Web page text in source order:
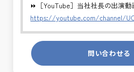
担当します。
・全体スケジュール・事業費・
・発注方式や契約戦略の検討・
・CM・設計・施工フェーズの統合
・関係機関・住民・行政との合意
⏩［YouTube］当社社長の出演動
https://youtube.com/channel/
発注者側の立場で業務を行う、
事です。
長期的にお仕事が出来る方を募
問い合わせる